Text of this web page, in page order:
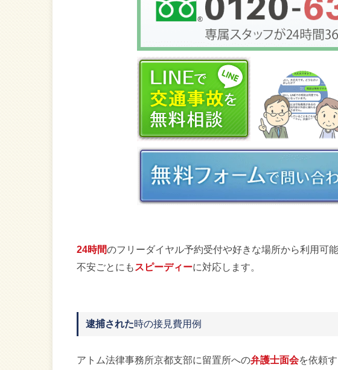
24時間のフリーダイヤル予約受付や好きな場所から利用可
不安ごとにも スピーディーに対応します。
逮捕された時の接見費用例
アトム法律事務所京都支部に留置所への弁護士面会を依頼